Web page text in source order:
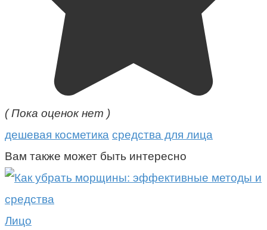
( Пока оценок нет )
дешевая косметика средства для лица
Вам также может быть интересно
Лицо